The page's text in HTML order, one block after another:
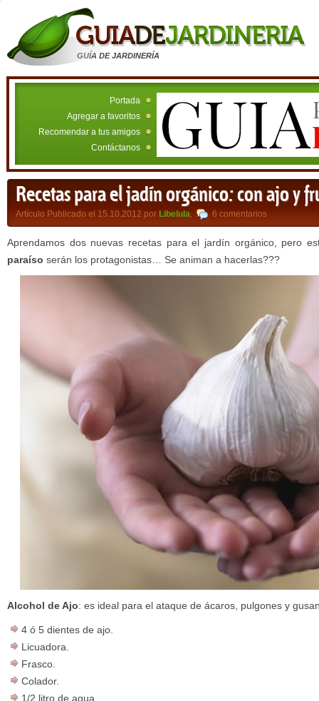
GUÍA DE JARDINERÍA
Portada
Agregar a favoritos
Recomendar a tus amigos
Contáctanos
Recetas para el jadín orgánico: con ajo y
Artículo Publicado el 15.10.2012 por Libelula, 6 comentarios
Aprendamos dos nuevas recetas para el jardín orgánico, pero
paraíso serán los protagonistas… Se animan a hacerlas???
Alcohol de Ajo: es ideal para el ataque de ácaros, pulgones y
4 ó 5 dientes de ajo.
Licuadora.
Frasco.
Colador.
1/2 litro de agua.